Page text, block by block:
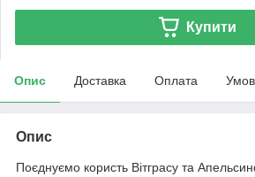
Купити
Опис Доставка Оплата
Опис
Поєднуємо користь Вітграсу та